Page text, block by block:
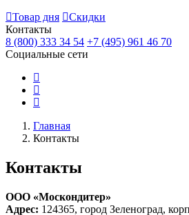
Товар дня
Скидки
Контакты
8 (800) 333 34 54 +7 (495) 961 46 70
Социальные сети
Главная
Контакты
Контакты
ООО «Москондитер»
Адрес: 124365, город Зеленоград,